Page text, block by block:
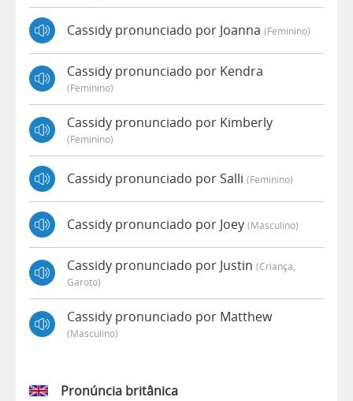
Cassidy pronunciado por Joanna (feminino)
Cassidy pronunciado por Kendra
(feminino)
Cassidy pronunciado por Kimberly
(feminino)
Cassidy pronunciado por Salli (feminino)
Cassidy pronunciado por Joey (masculino)
Cassidy pronunciado por Justin (criança,
Garoto)
Cassidy pronunciado por Matthew
(masculino)
Pronúncia britânica